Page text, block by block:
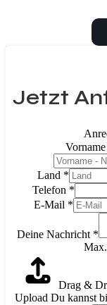
Jetzt
Land *
Telefon *
E-Mail *
Deine Nachricht *
Drag &
Upload Du kannst